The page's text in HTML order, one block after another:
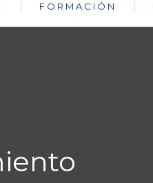
FORMACIÓN